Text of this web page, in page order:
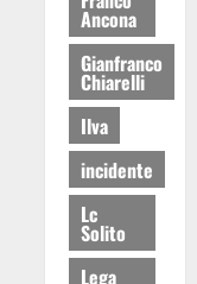
Ancona
Gianfranco
Chiarelli
Ilva
incidente
Lc
Solito
Lega